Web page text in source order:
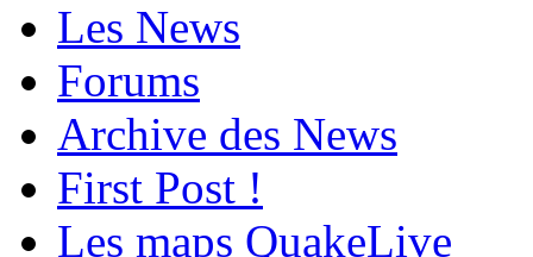
Les News
Forums
Archive des News
First Post !
Les maps QuakeLive